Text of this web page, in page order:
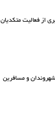
در اجرای بنده ۲۰ ماده ۵۵ قانون شهرداریها و جلوگیری از فعالیت متکدیان
و مسافرین